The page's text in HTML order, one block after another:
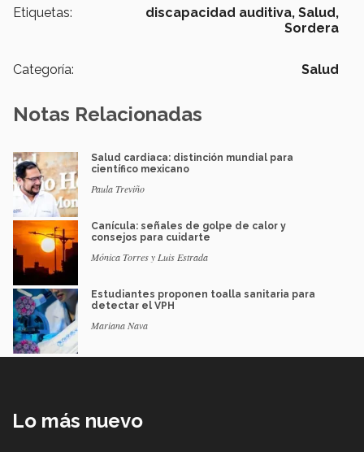
Etiquetas: discapacidad auditiva, Salud,
Sordera
Categoría: Salud
Notas Relacionadas
Salud cardiaca: distinción mundial para
científico mexicano
Paula Treviño
Canícula: señales de golpe de calor y
consejos para cuidarte
Mónica Torres y Luis Estrada
Estudiantes proponen toalla sanitaria para
detectar el VPH
Mariana Nava
Lo más nuevo